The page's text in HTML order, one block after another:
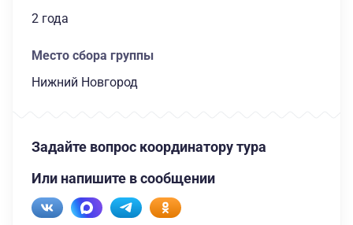
2 года
Место сбора группы
Нижний Новгород
Задайте вопрос координатору тура
Или напишите в сообщении